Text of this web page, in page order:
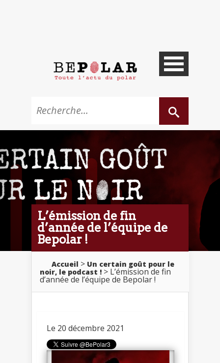
L’émission de fin
d’année de l’équipe de
Bepolar !
Accueil > Un certain goût pour le
noir, le podcast ! > L’émission de fin
d’année de l’équipe de Bepolar !
Le 20 décembre 2021